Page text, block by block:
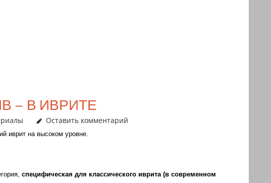
– В ИВРИТЕ
Оставить комментарий
иврит на высоком уровне.
специфическая для классического иврита (в современном